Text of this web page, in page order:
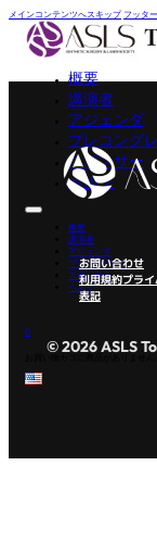
メインコンテンツへスキップ フッタ
概要
講演者
アジェンダ
プレコング
スポンサー
ヘルプ
概要
講演者
アジェンダ
プレコングレス
スポンサー
ヘルプ
0
お問い合わせ
利用規約プラ
表記
© 2026 ASLS